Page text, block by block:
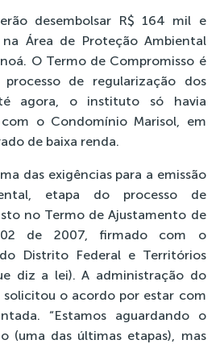
desembolsar R$ 164 mil e
Área de Proteção Ambiental
O Termo de Compromisso é
de regularização dos
agora, o instituto só havia
o Condomínio Marisol, em
de baixa renda.
das exigências para a emissão
etapa do processo de
no Termo de Ajustamento de
de 2007, firmado com o
Distrito Federal e Territórios
diz a lei). A administração do
solicitou o acordo por estar com
“Estamos aguardando o
(uma das últimas etapas), mas